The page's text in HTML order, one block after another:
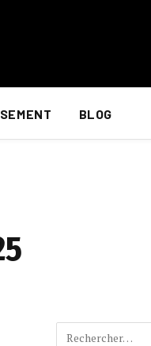
BLOG